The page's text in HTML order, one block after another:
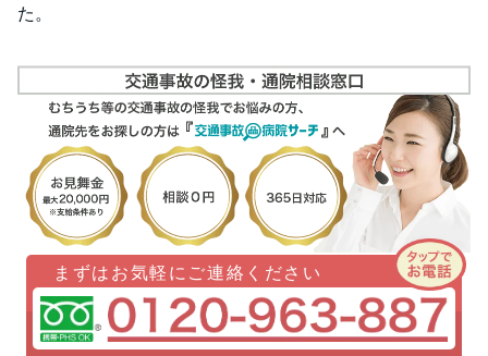
た。
まずはお気軽にご連絡ください